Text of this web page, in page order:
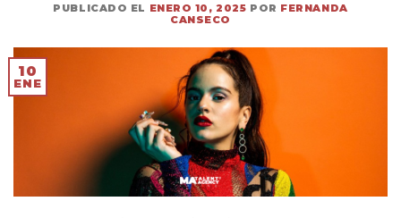
PUBLICADO EL ENERO 10, 2025 POR FERNANDA
CANSECO
10
ENE